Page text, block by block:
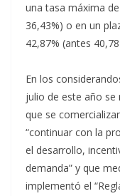
una tasa máxima
36,43%) o en un
42,87% (antes
En los
julio de este año se
que se
“continuar con la
el desarrollo,
demanda” y que
implementó el